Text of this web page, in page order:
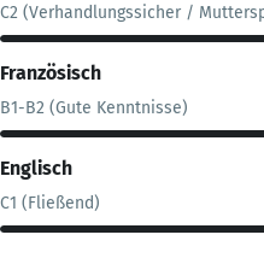
C2 (Verhandlungssicher /
Französisch
B1-B2 (Gute Kenntnisse)
Englisch
C1 (Fließend)